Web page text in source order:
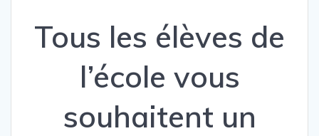
Tous les élèves de
l’école vous
souhaitent un